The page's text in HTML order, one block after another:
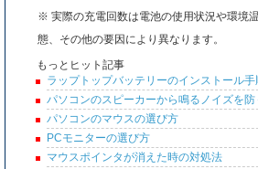
※ 実際の充電回数は電池の使用状況や環境
態、その他の要因により異なります。
もっとヒット記事
ラップトップバッテリーのインストール手
パソコンのスピーカーから鳴るノイズを防
パソコンのマウスの選び方
PCモニターの選び方
マウスポインタが消えた時の対処法